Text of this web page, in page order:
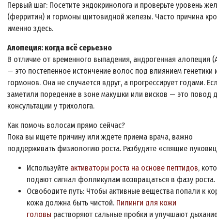
Первый шаг: Посетите эндокринолога и проверьте уровень
(ферритин) и гормоны щитовидной железы. Часто причина
именно здесь.
Алопеция: когда всё серьезно
В отличие от временного выпадения, андрогенная алопеция
— это постепенное истончение волос под влиянием генетики
гормонов. Она не случается вдруг, а прогрессирует годами.
заметили поредение в зоне макушки или висков — это повод
консультации у трихолога.
Как помочь волосам прямо сейчас?
Пока вы ищете причину или ждете приема врача, важно
поддерживать физиологию роста. Разбудите «спящие
Используйте активаторы роста на основе пептидов,
подают сигнал фолликулам возвращаться в фазу роста.
Освободите путь: Чтобы активные вещества попали к
кожа должна быть чистой. Пилинги для кожи
головы растворяют сальные пробки и улучшают